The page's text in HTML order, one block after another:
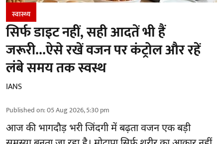
स्वास्थ्य
सिर्फ डाइट नहीं, सही आदतें भी हैं
जरूरी...ऐसे रखें वजन पर कंट्रोल और रहें
लंबे समय तक स्वस्थ
IANS
Published on:05 Aug 2026, 5:30 pm
आज की भागदौड़ भरी जिंदगी में बढ़ता वजन एक बड़ी